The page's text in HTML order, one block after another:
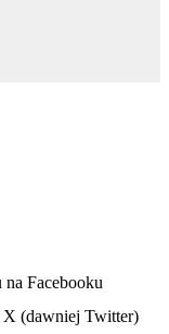
Facebooku
X (dawniej Twitter)